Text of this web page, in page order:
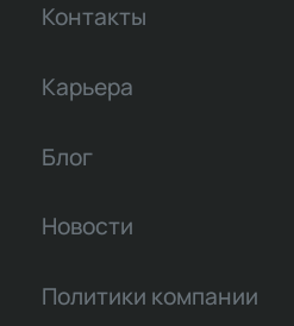
Контакты
Карьера
Блог
Новости
Политики компании